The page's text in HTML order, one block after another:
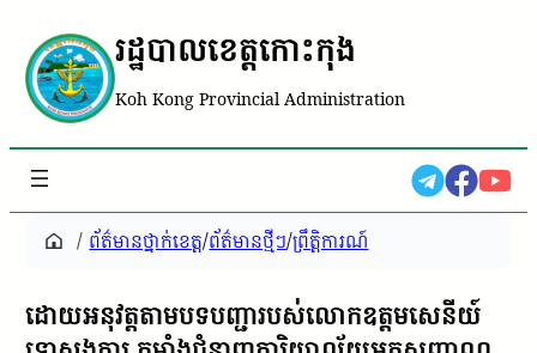
រដ្ឋបាលខេត្តកោះកុង
Koh Kong Provincial Administration
/ ព័ត៌មានថ្នាក់ខេត្ត/ព័ត៌មានថ្មីៗ/ព្រឹត្តិការណ៍
ដោយអនុវត្តតាមបទបញ្ជារបស់លោកឧត្តមសេនីយ៍